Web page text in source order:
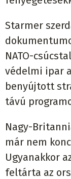
Starmer
NATO-
védelmi ipar
benyújtott
távú
Nagy-
már nem
Ugyanakkor
feltárta az